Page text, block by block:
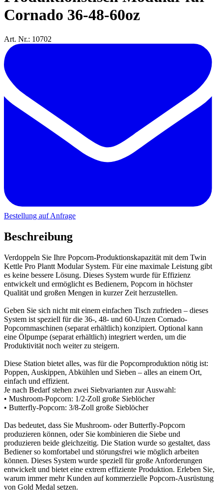
Cornado 36-48-60oz
Art. Nr.: 10702
Bestellung auf Anfrage
Beschreibung
Verdoppeln Sie Ihre Popcorn-Produktionskapazität mit dem Twin
Kettle Pro Plantt Modular System. Für eine maximale Leistung gibt
es keine bessere Lösung. Dieses System wurde für Effizienz
entwickelt und ermöglicht es Bedienern, Popcorn in höchster
Qualität und großen Mengen in kurzer Zeit herzustellen.
Geben Sie sich nicht mit einem einfachen Tisch zufrieden – dieses
System ist speziell für die 36-, 48- und 60-Unzen Cornado-
Popcornmaschinen (separat erhältlich) konzipiert. Optional kann
eine Ölpumpe (separat erhältlich) integriert werden, um die
Produktivität noch weiter zu steigern.
Diese Station bietet alles, was für die Popcornproduktion nötig ist:
Poppen, Auskippen, Abkühlen und Sieben – alles an einem Ort,
einfach und effizient.
Je nach Bedarf stehen zwei Siebvarianten zur Auswahl:
• Mushroom-Popcorn: 1/2-Zoll große Sieblöcher
• Butterfly-Popcorn: 3/8-Zoll große Sieblöcher
Das bedeutet, dass Sie Mushroom- oder Butterfly-Popcorn
produzieren können, oder Sie kombinieren die Siebe und
produzieren beide gleichzeitig. Die Station wurde so gestaltet, dass
Bediener so komfortabel und störungsfrei wie möglich arbeiten
können. Dieses System wurde speziell für große Anforderungen
entwickelt und bietet eine extrem effiziente Produktion. Erleben Sie,
warum immer mehr Kunden auf kommerzielle Popcorn-Ausrüstung
von Gold Medal setzen.